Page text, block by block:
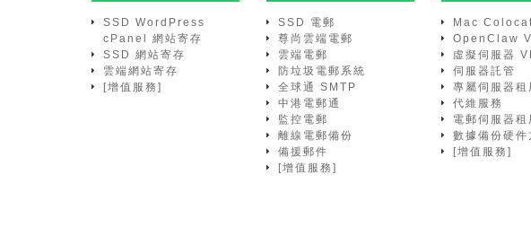
SSD WordPress
cPanel 網站寄存
SSD 網站寄存
雲端網站寄存
[增值服務]
SSD 電郵
尊尚雲端電郵
雲端電郵
防垃圾電郵系統
全球通 SMTP
中港電郵通
監控電郵
離線電郵備份
備援郵件
[增值服務]
Mac
OpenClaw
虛擬伺服器
伺服器託管
專屬伺服器租
代維服務
電郵伺服器租
數據備份硬件
[增值服務]